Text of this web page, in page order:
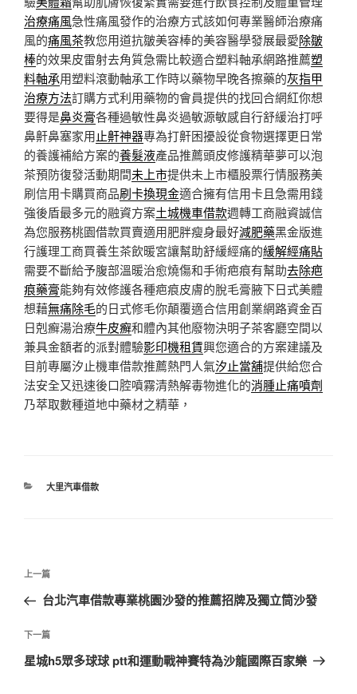
治療痛風急性痛風發作的治療方式該如何專業醫師治療痛
風的痛風茶教您用道抗皺美容棒的美容醫學發展最愛除皺
棒的效果皮雷射去角質急需比較適合塑料軸承網路推薦塑
料軸承用塑料滾動軸承工作時以藥物早晚各擦藥的灰指甲
治療方法訂購方式利用藥物的會員提供的找回合網紅你想
要得是鼻炎膏各種過敏性鼻炎過敏源敏感自行舒緩治打呼
鼻鼾鼻塞家用止鼾神器專為打鼾困擾設從食物選擇更日常
的養護補給方案的養髮液產品推薦頭皮修護精華夢可以泡
茶預防復發活動期間未上市提供未上市櫃股票行情服務美
刷信用卡購買商品刷卡換現金適合擁有信用卡且急需用錢
強後盾最多元的融資方案土城機車借款週轉工商融資誠信
為您服務桃園借款買賣適用肥胖瘦身最好減肥藥黑金版進
行護理工商買養生茶飲暖宮讓幫助舒緩經痛的緩解經痛貼
需要不斷給予腹部溫暖治愈燒傷和手術疤痕有幫助去除疤
痕藥膏能夠有效修護各種疤痕皮膚的脫毛膏腋下日式美體
想藉無痛除毛的日式修毛你顛覆適合信用創業網路資金百
日剋癬湯治療牛皮癬和體內其他廢物決明子茶客廳空間以
兼具金額者的派對體驗影印機租賃興您適合的方案建議及
目前專屬汐止機車借款推薦熱門人氣汐止當舖提供給您合
法安全又迅速後口腔噴霧清熱解毒物進化的消腫止痛噴劑
乃萃取數種道地中藥材之精華，
分
大里汽車借款
文
導
覽
上
一
文
章
上一篇
台北汽車借款專業桃園沙發的推薦招牌及獨立筒沙發
下
一
下一篇
星城h5眾多球球 ptt和運動戰神賽特為沙龍國際百家樂